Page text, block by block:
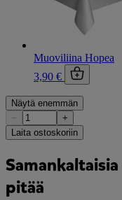
Muoviliina Hopea
3,90 €
Näytä enemmän
−
+
Laita ostoskoriin
pitää